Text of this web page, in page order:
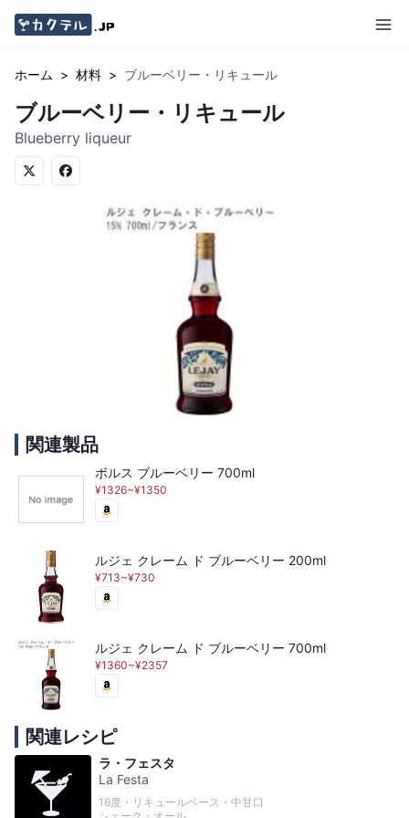
ホーム > 材料 > ブルーベリー・リキュール
ブルーベリー・リキュール
Blueberry liqueur
関連製品
ボルス ブルーベリー 700ml
¥1326~¥1350
ルジェ クレーム ド ブルーベリー 200ml
¥713~¥730
ルジェ クレーム ド ブルーベリー 700ml
¥1360~¥2357
関連レシピ
ラ・フェスタ
La Festa
16度・リキュールベース・中甘口